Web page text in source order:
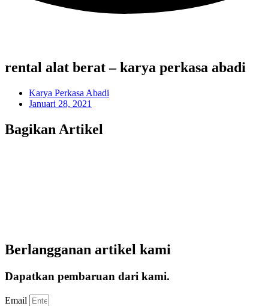
rental alat berat – karya perkasa abadi
Karya Perkasa Abadi
Januari 28, 2021
Bagikan Artikel
Berlangganan artikel kami
Dapatkan pembaruan dari kami.
Email